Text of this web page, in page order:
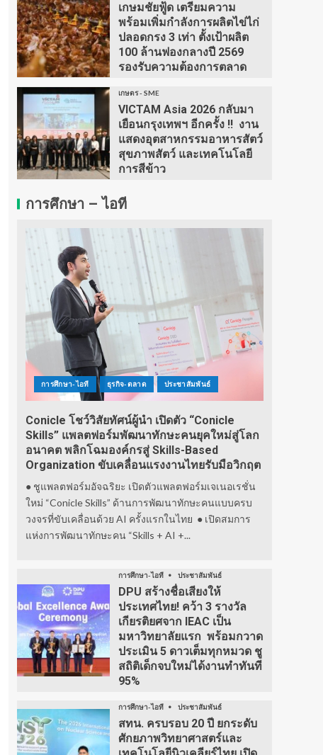
เกษมชัยฟู้ด เตรียมความ
พร้อมเพิ่มกำลังการผลิตไข่ไก่
ปลอดกรง 3 เท่า ตั้งเป้าผลิต
100 ล้านฟองกลางปี 2569
รองรับความต้องการตลาด
เกษตร - SME
VICTAM Asia 2026 กลับมา
เยือนกรุงเทพฯ อีกครั้ง !! งาน
แสดงอุตสาหกรรมอาหารสัตว์
สุขภาพสัตว์ และเทคโนโลยี
การสีข้าว
การศึกษา – ไอที
การศึกษา-ไอที ธุรกิจ-ตลาด ประชาสัมพันธ์
Conicle โชว์วิสัยทัศน์ผู้นำ เปิดตัว “Conicle
Skills” แพลตฟอร์มพัฒนาทักษะคนยุคใหม่สู่โลก
อนาคต พลิกโฉมองค์กรสู่ Skills-Based
Organization ขับเคลื่อนแรงงานไทยรับมือวิกฤต
● ชูแพลตฟอร์มอัจฉริยะ เปิดตัวแพลตฟอร์มเจเนอเรชั่น
ใหม่ “Conicle Skills” ด้านการพัฒนาทักษะคนแบบครบ
วงจรที่ขับเคลื่อนด้วย AI ครั้งแรกในไทย ● เปิดสมการ
แห่งการพัฒนาทักษะคน “Skills + AI +...
การศึกษา-ไอที ประชาสัมพันธ์
DPU สร้างชื่อเสียงให้
ประเทศไทย! คว้า 3 รางวัล
เกียรติยศจาก IEAC เป็น
มหาวิทยาลัยแรก พร้อมกวาด
ประเมิน 5 ดาวเต็มทุกหมวด ชู
สถิติเด็กจบใหม่ได้งานทำทันที
95%
การศึกษา-ไอที ประชาสัมพันธ์
สทน. ครบรอบ 20 ปี ยกระดับ
ศักยภาพวิทยาศาสตร์และ